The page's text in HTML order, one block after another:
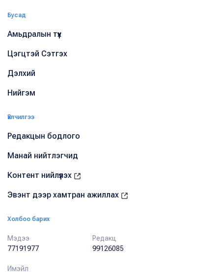
Бусад
Амьдралын түүх
Цэгцтэй Сэтгэх
Дэлхий
Нийгэм
Үйлчилгээ
Редакцын бодлого
Манай нийтлэгчид
Контент нийлүүлэх
Эвэнт дээр хамтран ажиллах
Холбоо барих
Мэдээ
77191977
Редакц
99126085
Имэйл